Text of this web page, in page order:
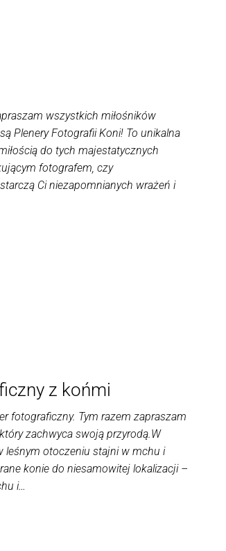
wszystkich miłośników
Plenery Fotografii Koni! To unikalna
do tych majestatycznych
fotografem, czy
Ci niezapomnianych wrażeń i
z końmi
fotograficzny. Tym razem zapraszam
zachwyca swoją przyrodą.W
leśnym otoczeniu stajni w mchu i
konie do niesamowitej lokalizacji –
i…